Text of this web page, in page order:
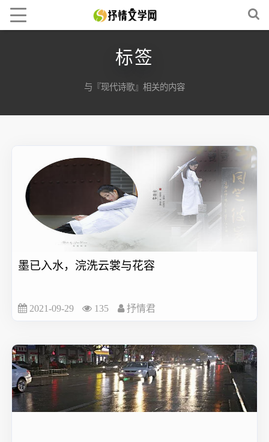
标签
与『现代诗歌』相关的内容
墨已入水，浣洗云裳与花容
2021-09-29 135 抒情君